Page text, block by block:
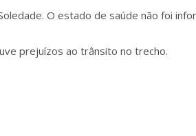
O estado de saúde não foi
prejuízos ao trânsito no trecho.